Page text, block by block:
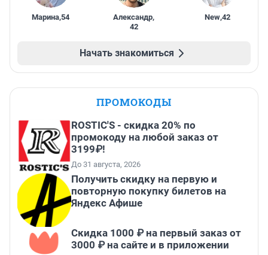
Марина,54 Александр,
42
New,42
Начать знакомиться
ПРОМОКОДЫ
ROSTIC'S - скидка 20% по
промокоду на любой заказ от
3199₽!
До 31 августа, 2026
Получить скидку на первую и
повторную покупку билетов на
Яндекс Афише
Скидка 1000 ₽ на первый заказ от
3000 ₽ на сайте и в приложении